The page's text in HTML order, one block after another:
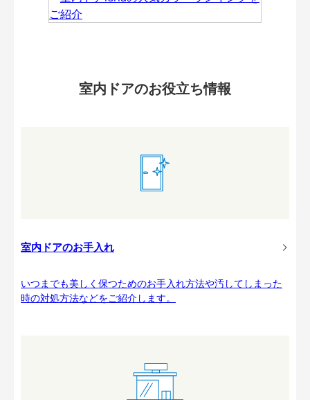
室内ドアのお役立ち情報
室内ドアのお手入れ
いつまでも美しく保つためのお手入れ方法や汚してしまった
時の対処方法などをご紹介します。